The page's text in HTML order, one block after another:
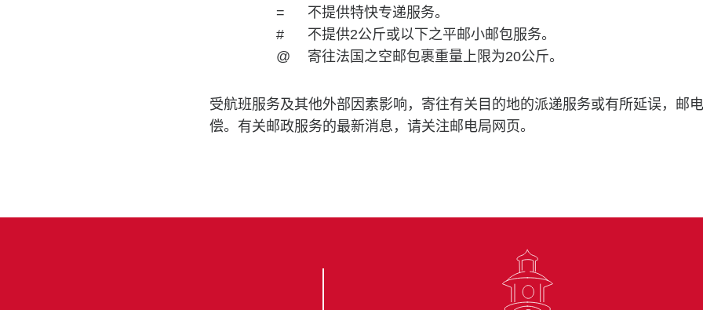
=
#
@
不提供特快专递服务。
不提供2公斤或以下之平邮小邮包服务。
寄往法国之空邮包裹重量上限为20公斤。
受航班服务及其他外部因素影响，寄往有关目的地的派递服务或有所延误，邮
偿。有关邮政服务的最新消息，请关注邮电局网页。